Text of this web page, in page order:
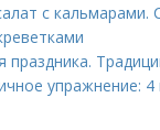
с
праздника.
упражнение: